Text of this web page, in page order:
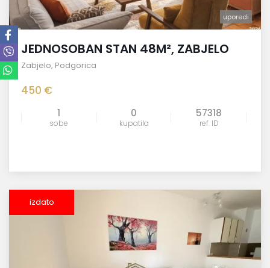
uporedi
JEDNOSOBAN STAN 48M², ZABJELO
Zabjelo, Podgorica
450 €
1
sobe
0
kupatila
57318
ref. ID
izdato